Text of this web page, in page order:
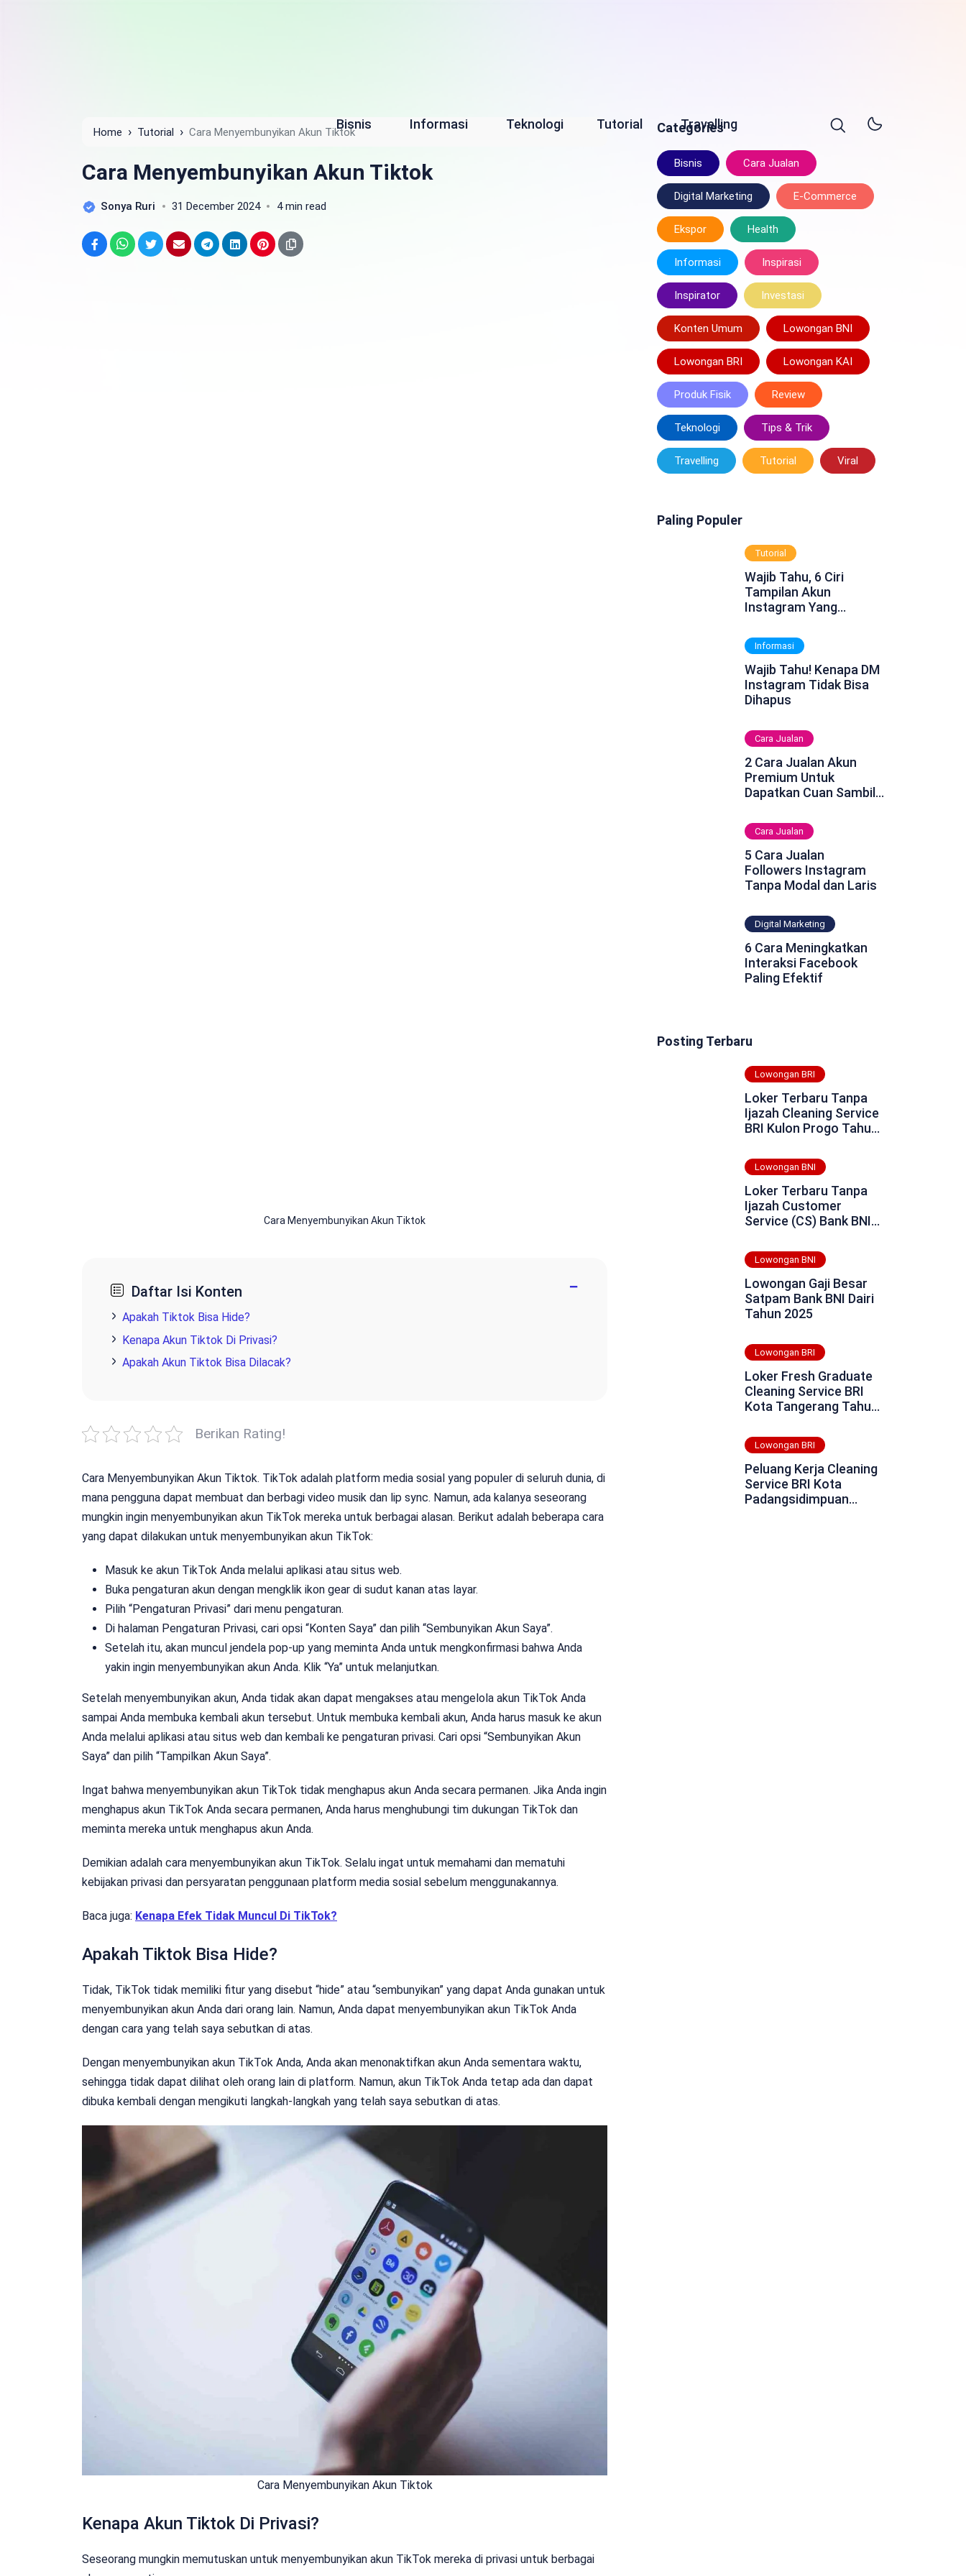
Bisnis Informasi Teknologi Tutorial Travelling
Home › Tutorial › Cara Menyembunyikan Akun Tiktok
Cara Menyembunyikan Akun Tiktok
Sonya Ruri 31 December 2024 4 min read
Cara Menyembunyikan Akun Tiktok
Daftar Isi Konten −
Apakah Tiktok Bisa Hide?
Kenapa Akun Tiktok Di Privasi?
Apakah Akun Tiktok Bisa Dilacak?
Berikan Rating!
Cara Menyembunyikan Akun Tiktok. TikTok adalah platform media sosial yang populer di seluruh dunia, di
mana pengguna dapat membuat dan berbagi video musik dan lip sync. Namun, ada kalanya seseorang
mungkin ingin menyembunyikan akun TikTok mereka untuk berbagai alasan. Berikut adalah beberapa cara
yang dapat dilakukan untuk menyembunyikan akun TikTok:
Masuk ke akun TikTok Anda melalui aplikasi atau situs web.
Buka pengaturan akun dengan mengklik ikon gear di sudut kanan atas layar.
Pilih “Pengaturan Privasi” dari menu pengaturan.
Di halaman Pengaturan Privasi, cari opsi “Konten Saya” dan pilih “Sembunyikan Akun Saya”.
Setelah itu, akan muncul jendela pop-up yang meminta Anda untuk mengkonfirmasi bahwa Anda
yakin ingin menyembunyikan akun Anda. Klik “Ya” untuk melanjutkan.
Setelah menyembunyikan akun, Anda tidak akan dapat mengakses atau mengelola akun TikTok Anda
sampai Anda membuka kembali akun tersebut. Untuk membuka kembali akun, Anda harus masuk ke akun
Anda melalui aplikasi atau situs web dan kembali ke pengaturan privasi. Cari opsi “Sembunyikan Akun
Saya” dan pilih “Tampilkan Akun Saya”.
Ingat bahwa menyembunyikan akun TikTok tidak menghapus akun Anda secara permanen. Jika Anda ingin
menghapus akun TikTok Anda secara permanen, Anda harus menghubungi tim dukungan TikTok dan
meminta mereka untuk menghapus akun Anda.
Demikian adalah cara menyembunyikan akun TikTok. Selalu ingat untuk memahami dan mematuhi
kebijakan privasi dan persyaratan penggunaan platform media sosial sebelum menggunakannya.
Baca juga: Kenapa Efek Tidak Muncul Di TikTok?
Apakah Tiktok Bisa Hide?
Tidak, TikTok tidak memiliki fitur yang disebut “hide” atau “sembunyikan” yang dapat Anda gunakan untuk
menyembunyikan akun Anda dari orang lain. Namun, Anda dapat menyembunyikan akun TikTok Anda
dengan cara yang telah saya sebutkan di atas.
Dengan menyembunyikan akun TikTok Anda, Anda akan menonaktifkan akun Anda sementara waktu,
sehingga tidak dapat dilihat oleh orang lain di platform. Namun, akun TikTok Anda tetap ada dan dapat
dibuka kembali dengan mengikuti langkah-langkah yang telah saya sebutkan di atas.
Cara Menyembunyikan Akun Tiktok
Kenapa Akun Tiktok Di Privasi?
Seseorang mungkin memutuskan untuk menyembunyikan akun TikTok mereka di privasi untuk berbagai
Categories
Bisnis Cara Jualan
Digital Marketing E-Commerce
Ekspor Health
Informasi Inspirasi
Inspirator Investasi
Konten Umum Lowongan BNI
Lowongan BRI Lowongan KAI
Produk Fisik Review
Teknologi Tips & Trik
Travelling Tutorial Viral
Paling Populer
Tutorial
Wajib Tahu, 6 Ciri
Tampilan Akun
Instagram Yang
Informasi
Wajib Tahu! Kenapa DM
Instagram Tidak Bisa
Dihapus
Cara Jualan
2 Cara Jualan Akun
Premium Untuk
Dapatkan Cuan Sambil
Cara Jualan
5 Cara Jualan
Followers Instagram
Tanpa Modal dan Laris
Digital Marketing
6 Cara Meningkatkan
Interaksi Facebook
Paling Efektif
Posting Terbaru
Lowongan BRI
Loker Terbaru Tanpa
Ijazah Cleaning Service
BRI Kulon Progo Tahun
Lowongan BNI
Loker Terbaru Tanpa
Ijazah Customer
Service (CS) Bank BNI
Tahun 2025
Lowongan BNI
Lowongan Gaji Besar
Satpam Bank BNI Dairi
Tahun 2025
Lowongan BRI
Loker Fresh Graduate
Cleaning Service BRI
Kota Tangerang Tahun
Lowongan BRI
Peluang Kerja Cleaning
Service BRI Kota
Padangsidimpuan